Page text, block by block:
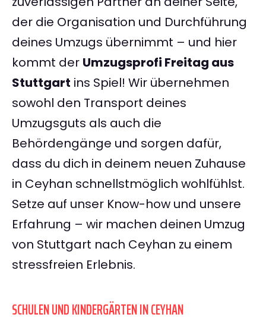
der die Organisation und Durchführung
deines Umzugs übernimmt – und hier
kommt der Umzugsprofi Freitag aus
Stuttgart ins Spiel! Wir übernehmen
sowohl den Transport deines
Umzugsguts als auch die
Behördengänge und sorgen dafür,
dass du dich in deinem neuen Zuhause
in Ceyhan schnellstmöglich wohlfühlst.
Setze auf unser Know-how und unsere
Erfahrung – wir machen deinen Umzug
von Stuttgart nach Ceyhan zu einem
stressfreien Erlebnis.
SCHULEN UND KINDERGÄRTEN IN CEYHAN